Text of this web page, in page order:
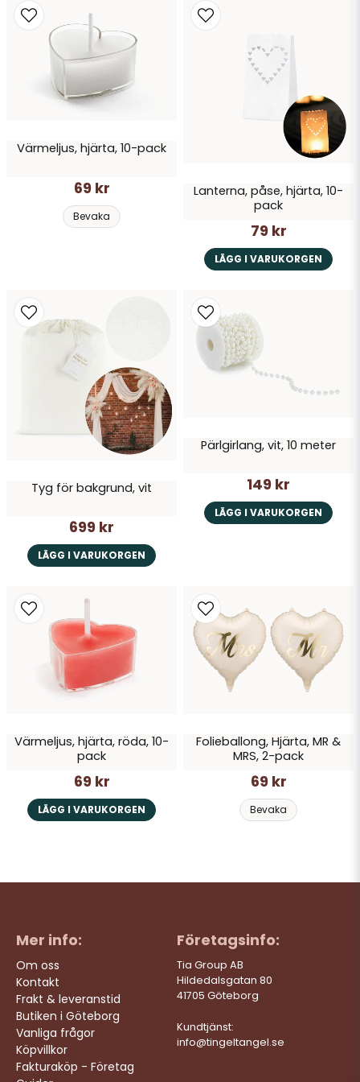
Ja, ni får publicera min fråga
Värmeljus, hjärta, 10-pack
69 kr
Bevaka
Lanterna, påse, hjärta, 10-
pack
79 kr
LÄGG I VARUKORGEN
Tyg för bakgrund, vit
699 kr
LÄGG I VARUKORGEN
Pärlgirlang, vit, 10 meter
149 kr
LÄGG I VARUKORGEN
Värmeljus, hjärta, röda, 10-
pack
69 kr
LÄGG I VARUKORGEN
Folieballong, Hjärta, MR &
MRS, 2-pack
69 kr
Bevaka
Mer info:
Om oss
Kontakt
Frakt & leveranstid
Butiken i Göteborg
Vanliga frågor
Köpvillkor
Fakturaköp - Företag
Företagsinfo:
Tia Group AB
Hildedalsgatan 80
41705 Göteborg
Kundtjänst:
info@tingeltangel.se